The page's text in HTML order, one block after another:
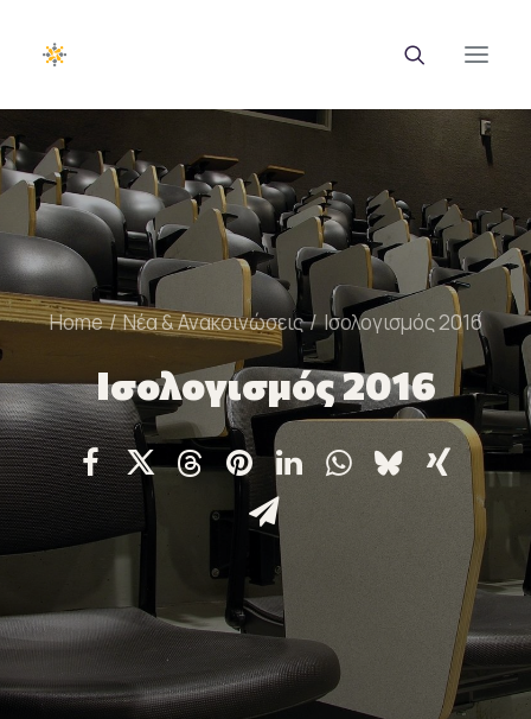
EUROTRAINING
ΣΑΕΚ
Σεμινάρια
Ευρωπαϊκά Προγράμματα
Εθνικά Προγράμματα
Voucher
Νέα & Ανακοινώσεις
Επικοινωνία
Ευκαιρίες Καριέρας
e-mathisi
Home Νέα & Ανακοινώσεις Ισολογισμός 2016
Ισολογισμός 2016